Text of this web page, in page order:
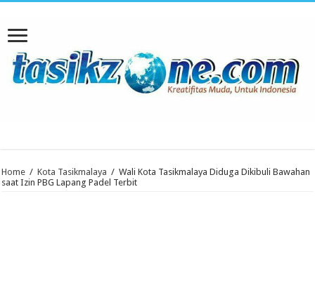
Home / Kota Tasikmalaya / Wali Kota Tasikmalaya Diduga Dikibuli Bawahan
saat Izin PBG Lapang Padel Terbit